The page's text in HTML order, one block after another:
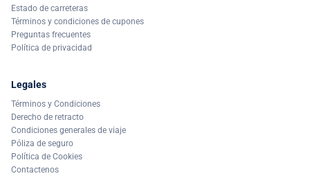
Estado de carreteras
Términos y condiciones de cupones
Preguntas frecuentes
Política de privacidad
Legales
Términos y Condiciones
Derecho de retracto
Condiciones generales de viaje
Póliza de seguro
Política de Cookies
Contactenos